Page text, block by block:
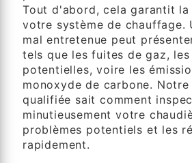
Tout d'abord, cela garantit
votre système de chauffage.
mal entretenue peut
tels que les fuites de gaz, les
potentielles, voire les
monoxyde de carbone. Notre
qualifiée sait comment
minutieusement votre
problèmes potentiels et les
rapidement.